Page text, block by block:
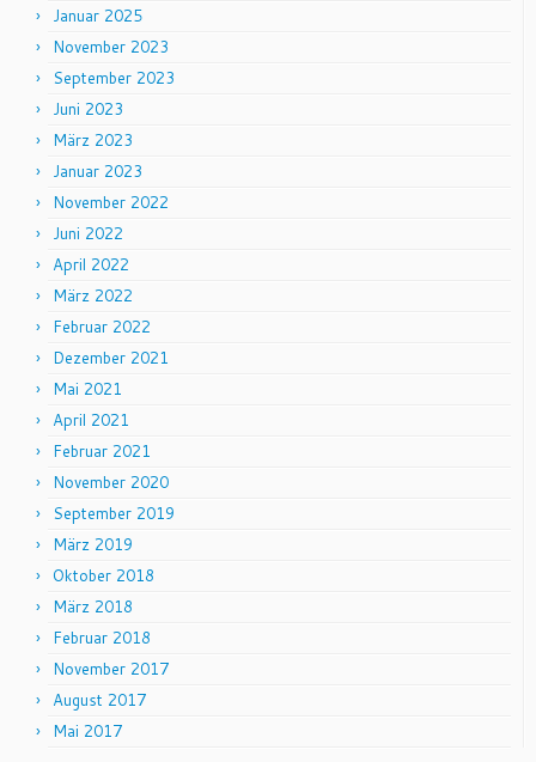
Januar 2025
November 2023
September 2023
Juni 2023
März 2023
Januar 2023
November 2022
Juni 2022
April 2022
März 2022
Februar 2022
Dezember 2021
Mai 2021
April 2021
Februar 2021
November 2020
September 2019
März 2019
Oktober 2018
März 2018
Februar 2018
November 2017
August 2017
Mai 2017